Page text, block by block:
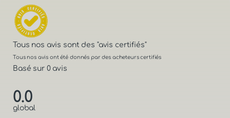
Tous nos avis sont des "avis certifiés"
Tous nos avis ont été donnés par des acheteurs certifiés
Basé sur 0 avis
0.0
global